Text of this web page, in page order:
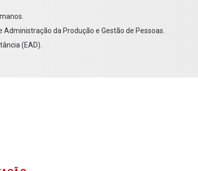
da Produção e Gestão de Pessoas.
(EAD).